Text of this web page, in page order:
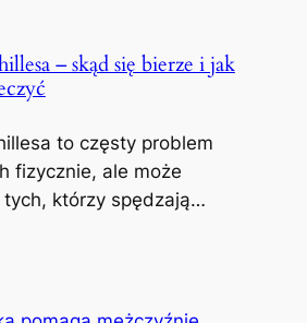
– skąd się bierze i jak
to częsty problem
fizycznie, ale może
którzy spędzają…